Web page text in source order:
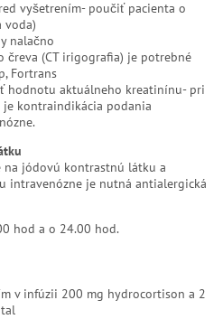
vyšetrením- poučiť pacienta o
voda)
nalačno
čreva (CT irigografia) je potrebné
Fortrans
hodnotu aktuálneho kreatinínu- pri
kontraindikácia podania
na jódovú kontrastnú látku a
intravenózne je nutná antialergická
hod a o 24.00 hod.
v infúzii 200 mg hydrocortison a 2